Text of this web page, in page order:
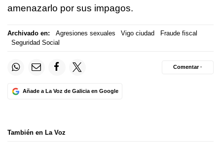
amenazarlo por sus impagos.
Archivado en: Agresiones sexuales Vigo ciudad
Fraude fiscal
Seguridad Social
Añade a La Voz de Galicia en Google
Comentar ·
También en La Voz